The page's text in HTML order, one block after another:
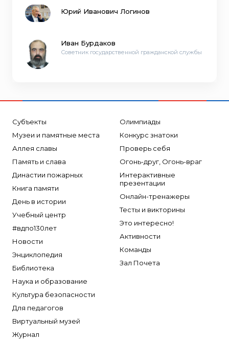
Юрий Иванович Логинов
Иван Бурдаков
Советник государственной гражданской службы
Субъекты
Музеи и памятные места
Аллея славы
Память и слава
Династии пожарных
Книга памяти
День в истории
Учебный центр
#вдпо130лет
Новости
Энциклопедия
Библиотека
Наука и образование
Культура безопасности
Для педагогов
Виртуальный музей
Журнал
Олимпиады
Конкурс знатоки
Проверь себя
Огонь-друг, Огонь-враг
Интерактивные
презентации
Онлайн-тренажеры
Тесты и викторины
Это интересно!
Активности
Команды
Зал Почета